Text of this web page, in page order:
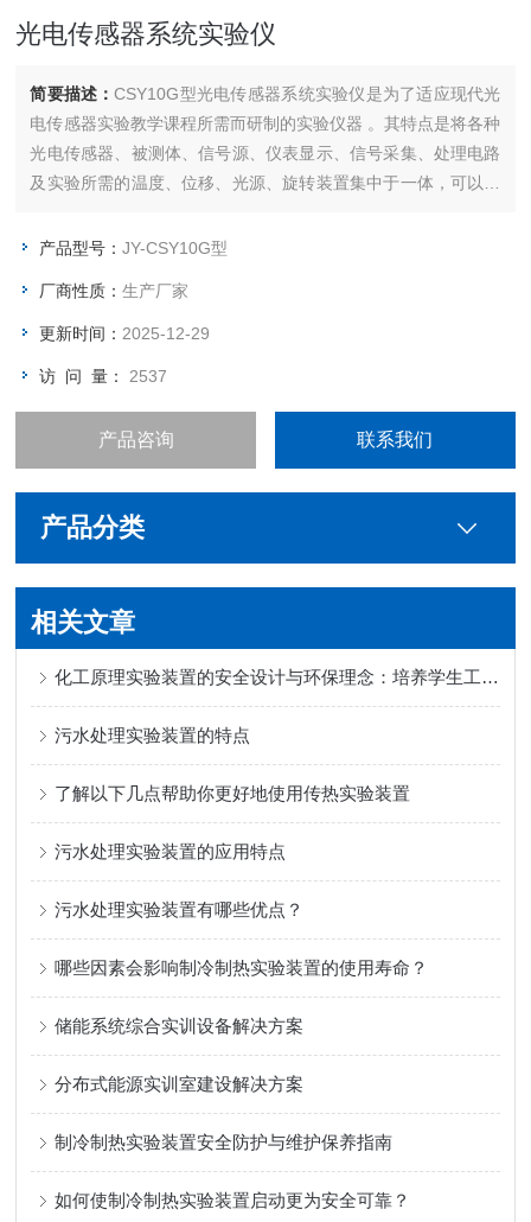
光电传感器系统实验仪
简要描述：CSY10G型光电传感器系统实验仪是为了适应现代光
电传感器实验教学课程所需而研制的实验仪器 。其特点是将各种
光电传感器、被测体、信号源、仪表显示、信号采集、处理电路
及实验所需的温度、位移、光源、旋转装置集中于一体，可以方
十余种实验。并可根据实验原理自主开发出更多的实验内容。实
数据采集
产品型号：JY-CSY10G型
厂商性质：生产厂家
更新时间： 2025-12-29
访 问 量： 2537
产品咨询 联系我们
产品分类
相关文章
化工原理实验装置的安全设计与环保理念：培养学生工程责任感
污水处理实验装置的特点
了解以下几点帮助你更好地使用传热实验装置
污水处理实验装置的应用特点
污水处理实验装置有哪些优点？
哪些因素会影响制冷制热实验装置的使用寿命？
储能系统综合实训设备解决方案
分布式能源实训室建设解决方案
制冷制热实验装置安全防护与维护保养指南
如何使制冷制热实验装置启动更为安全可靠？